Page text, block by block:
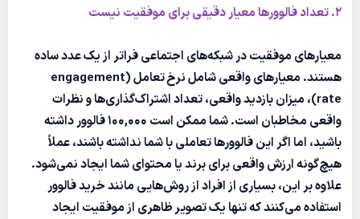
2. تعداد فالوورها معیار دقیقی برای موفقیت نیست
معیارهای موفقیت در شبکه‌های اجتماعی فراتر از یک عدد ساده
هستند. معیارهای واقعی شامل نرخ تعامل (engagement
rate)، میزان بازدید واقعی، تعداد اشتراک‌گذاری‌ها و نظرات
واقعی مخاطبان است. شما ممکن است 100,000 فالوور داشته
باشید، اما اگر این فالوورها تعاملی با شما نداشته باشند، عملاً
هیچ‌گونه ارزش واقعی برای برند یا محتوای شما ایجاد نمی‌شود.
علاوه بر این، بسیاری از افراد از روش‌هایی مانند خرید فالوور
استفاده می‌کنند که تنها یک تصویر ظاهری از موفقیت ایجاد